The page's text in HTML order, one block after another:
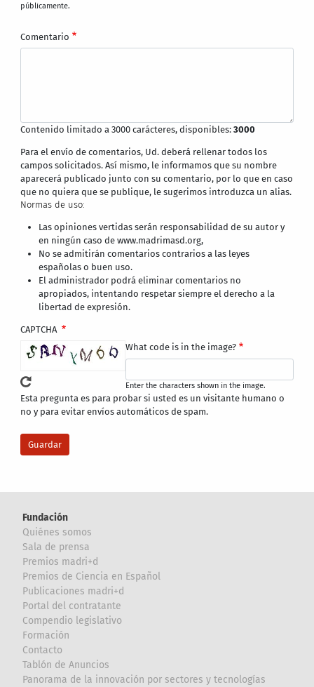
públicamente.
Comentario
Contenido limitado a 3000 carácteres, disponibles:3000
Para el envío de comentarios, Ud. deberá rellenar todos los
campos solicitados. Así mismo, le informamos que su nombre
aparecerá publicado junto con su comentario, por lo que en caso
que no quiera que se publique, le sugerimos introduzca un alias.
Normas de uso:
Las opiniones vertidas serán responsabilidad de su autor y
en ningún caso de www.madrimasd.org,
No se admitirán comentarios contrarios a las leyes
españolas o buen uso.
El administrador podrá eliminar comentarios no
apropiados, intentando respetar siempre el derecho a la
libertad de expresión.
CAPTCHA
What code is in the image?
Enter the characters shown in the image.
Esta pregunta es para probar si usted es un visitante humano o
no y para evitar envíos automáticos de spam.
Fundación
Quiénes somos
Sala de prensa
Premios madri+d
Premios de Ciencia en Español
Publicaciones madri+d
Portal del contratante
Compendio legislativo
Formación
Contacto
Tablón de Anuncios
Panorama de la innovación por sectores y tecnologías